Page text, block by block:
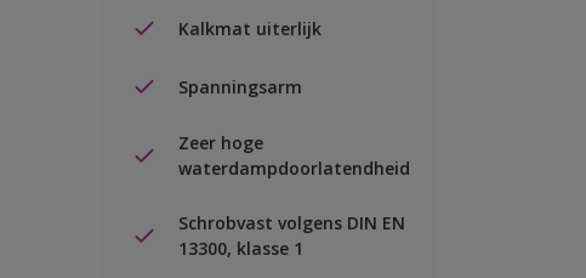
Kalkmat uiterlijk
Spanningsarm
Zeer hoge
waterdampdoorlatendheid
Schrobvast volgens DIN EN
13300, klasse 1